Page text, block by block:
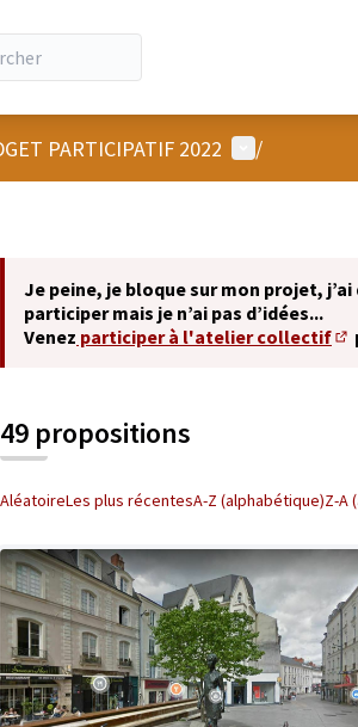
PARTICIPATIF 2022 Menu
/
Je peine, je bloque sur mon projet,
participer mais je n’ai pas d’idées...
Venez participer à l'atelier collectif
49 propositions
AléatoireLes plus récentesA-Z (alphabétique)Z-A